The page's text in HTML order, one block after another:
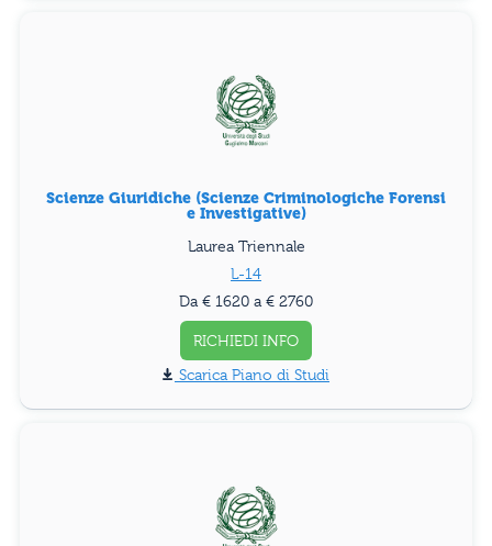
Scienze Giuridiche (Scienze Criminologiche Forensi
e Investigative)
Laurea Triennale
L-14
Da € 1620 a € 2760
RICHIEDI INFO
Piano di Studi